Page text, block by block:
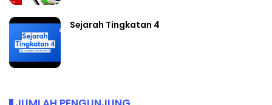
Sejarah Tingkatan 4